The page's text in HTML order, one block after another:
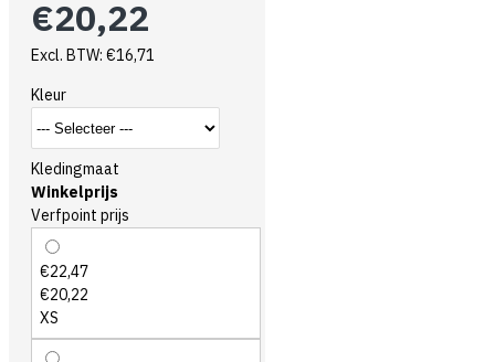
€20,22
Excl. BTW: €16,71
Kleur
Kledingmaat
Winkelprijs
Verfpoint prijs
€22,47
€20,22
XS